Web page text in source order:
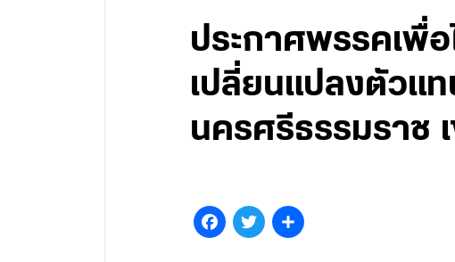
ประกาศพรรคเพื่
เปลี่ยนแปลงตัวแ
นครศรีธรรมราช
Facebook
TwitterShare